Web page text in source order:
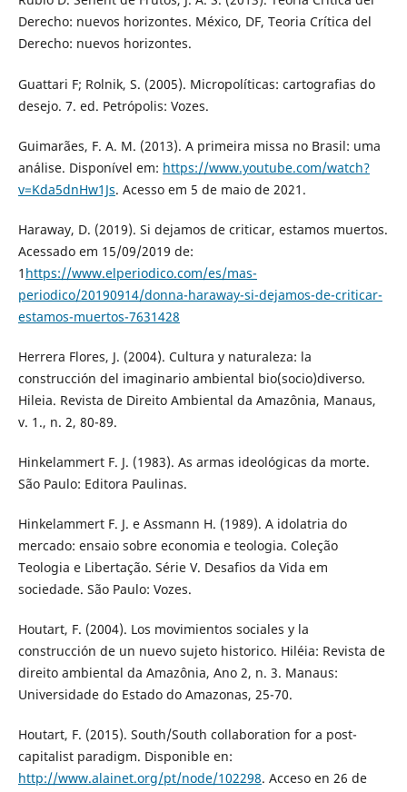
Derecho: nuevos horizontes. México, DF, Teoria Crítica del
Derecho: nuevos horizontes.
Guattari F; Rolnik, S. (2005). Micropolíticas: cartografias do
desejo. 7. ed. Petrópolis: Vozes.
Guimarães, F. A. M. (2013). A primeira missa no Brasil: uma
análise. Disponível em: https://www.youtube.com/watch?
v=Kda5dnHw1Js. Acesso em 5 de maio de 2021.
Haraway, D. (2019). Si dejamos de criticar, estamos muertos.
Acessado em 15/09/2019 de:
1 https://www.elperiodico.com/es/mas-
periodico/20190914/donna-haraway-si-dejamos-de-criticar-
estamos-muertos-7631428
Herrera Flores, J. (2004). Cultura y naturaleza: la
construcción del imaginario ambiental bio(socio)diverso.
Hileia. Revista de Direito Ambiental da Amazônia, Manaus,
v. 1., n. 2, 80-89.
Hinkelammert F. J. (1983). As armas ideológicas da morte.
São Paulo: Editora Paulinas.
Hinkelammert F. J. e Assmann H. (1989). A idolatria do
mercado: ensaio sobre economia e teologia. Coleção
Teologia e Libertação. Série V. Desafios da Vida em
sociedade. São Paulo: Vozes.
Houtart, F. (2004). Los movimientos sociales y la
construcción de un nuevo sujeto historico. Hiléia: Revista de
direito ambiental da Amazônia, Ano 2, n. 3. Manaus:
Universidade do Estado do Amazonas, 25-70.
Houtart, F. (2015). South/South collaboration for a post-
capitalist paradigm. Disponible en:
http://www.alainet.org/pt/node/102298. Acceso en 26 de